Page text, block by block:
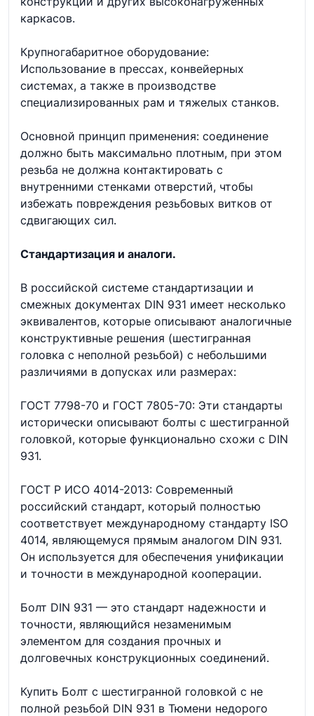
каркасов.
Крупногабаритное оборудование:
Использование в прессах, конвейерных
системах, а также в производстве
специализированных рам и тяжелых станков.
Основной принцип применения: соединение
должно быть максимально плотным, при этом
резьба не должна контактировать с
внутренними стенками отверстий, чтобы
избежать повреждения резьбовых витков от
сдвигающих сил.
Стандартизация и аналоги.
В российской системе стандартизации и
смежных документах DIN 931 имеет несколько
эквивалентов, которые описывают аналогичные
конструктивные решения (шестигранная
головка с неполной резьбой) с небольшими
различиями в допусках или размерах:
ГОСТ 7798-70 и ГОСТ 7805-70: Эти стандарты
исторически описывают болты с шестигранной
головкой, которые функционально схожи с DIN
931.
ГОСТ Р ИСО 4014-2013: Современный
российский стандарт, который полностью
соответствует международному стандарту ISO
4014, являющемуся прямым аналогом DIN 931.
Он используется для обеспечения унификации
и точности в международной кооперации.
Болт DIN 931 — это стандарт надежности и
точности, являющийся незаменимым
элементом для создания прочных и
долговечных конструкционных соединений.
Купить Болт с шестигранной головкой с не
полной резьбой DIN 931 в Тюмени недорого